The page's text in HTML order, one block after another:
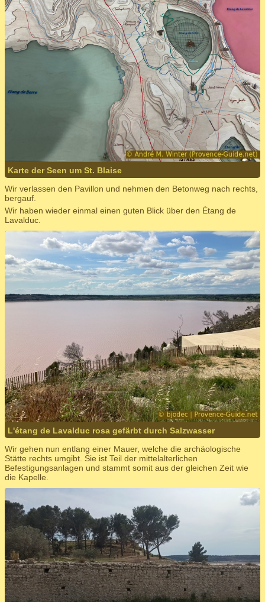
Karte der Seen um St. Blaise
Wir verlassen den Pavillon und nehmen den Betonweg nach rechts,
bergauf.
Wir haben wieder einmal einen guten Blick über den Étang de
Lavalduc.
L'étang de Lavalduc rosa gefärbt durch Salzwasser
Wir gehen nun entlang einer Mauer, welche die archäologische
Stätte rechts umgibt. Sie ist Teil der mittelalterlichen
Befestigungsanlagen und stammt somit aus der gleichen Zeit wie
die Kapelle.